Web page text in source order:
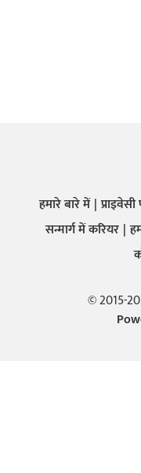
हमारे बारे में
सन्मार्ग में करियर
© 2015-